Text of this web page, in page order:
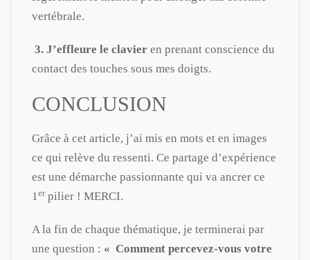
vertébrale.
3. J’effleure le clavier en prenant conscience du
contact des touches sous mes doigts.
CONCLUSION
Grâce à cet article, j’ai mis en mots et en images
ce qui relève du ressenti. Ce partage d’expérience
est une démarche passionnante qui va ancrer ce
1erpilier ! MERCI.
A la fin de chaque thématique, je terminerai par
une question : « Comment percevez-vous votre